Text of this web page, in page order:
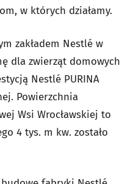
w których działamy.
zakładem Nestlé w
dla zwierząt domowych
Nestlé PURINA
Powierzchnia
Wsi Wrocławskiej to
4 tys. m kw. zostało